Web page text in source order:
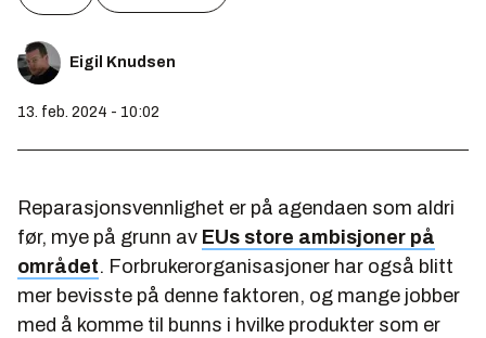
Eigil Knudsen
13. feb. 2024 - 10:02
Reparasjonsvennlighet er på agendaen som aldri
før, mye på grunn av EUs store ambisjoner på
området. Forbrukerorganisasjoner har også blitt
mer bevisste på denne faktoren, og mange jobber
med å komme til bunns i hvilke produkter som er